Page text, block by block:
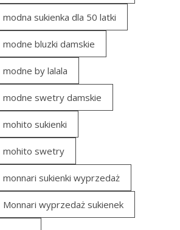
modna sukienka dla 50 latki
modne bluzki damskie
modne by lalala
modne swetry damskie
mohito sukienki
mohito swetry
monnari sukienki wyprzedaż
Monnari wyprzedaż sukienek